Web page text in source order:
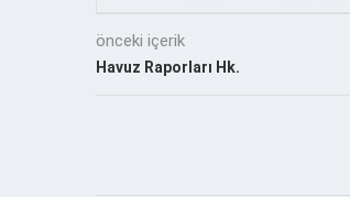
önceki içerik
Havuz Raporları Hk.